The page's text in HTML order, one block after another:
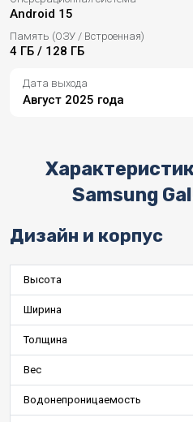
Android 15
Память (ОЗУ / Встроенная)
4 ГБ / 128 ГБ
Дата выхода
Август 2025 года
Samsung
Дизайн и корпус
Высота
Ширина
Толщина
Вес
Водонепроницаемость